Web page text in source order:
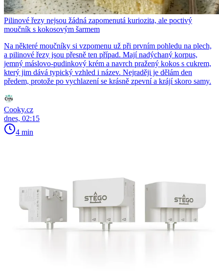
Pilinové řezy nejsou žádná zapomenutá kuriozita, ale poctivý
moučník s kokosovým šarmem
Na některé moučníky si vzpomenu už při prvním pohledu na plech,
a pilinové řezy jsou přesně ten případ. Mají nadýchaný korpus,
jemný máslovo-pudinkový krém a navrch pražený kokos s cukrem,
který jim dává typický vzhled i název. Nejraději je dělám den
předem, protože po vychlazení se krásně zpevní a krájí skoro samy.
Cooky.cz
dnes, 02:15
4 min